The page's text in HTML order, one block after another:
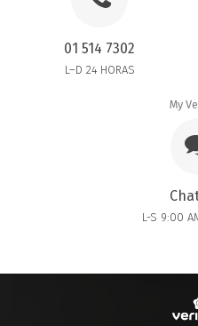
01 514 7302
L–D 24 HORAS
My
L-S 9:00